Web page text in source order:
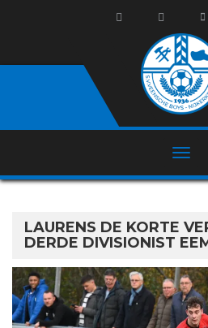
LAURENS DE KORTE
DERDE DIVISIONIST